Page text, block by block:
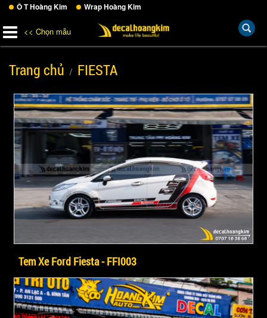
Ô T Hoàng Kim Wrap Hoàng Kim
<< Chọn mẫu
Trang chủ FIESTA
Tem Xe Ford Fiesta - FFI003